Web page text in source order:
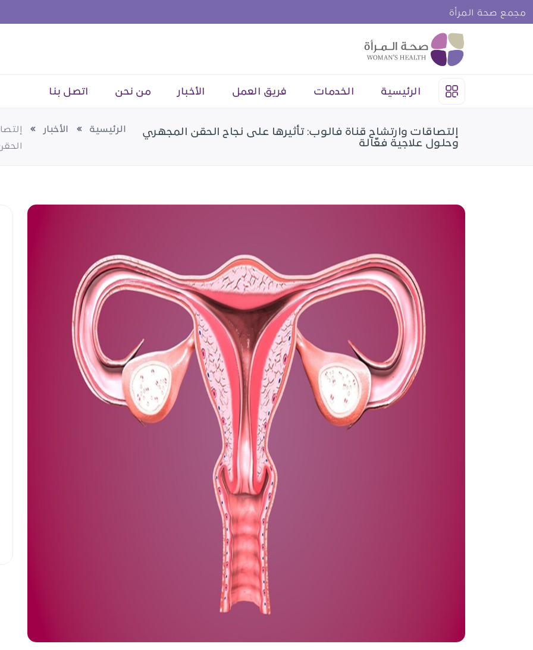
مجمع صحة المرأة
الرئيسية الخدمات فريق العمل الأخبار من نحن اتصل بنا
إلتصاقات وارتشاح قناة فالوب: تأثيرها على نجاح الحقن المجهري
وحلول علاجية فعّالة
الرئيسية الأخبار